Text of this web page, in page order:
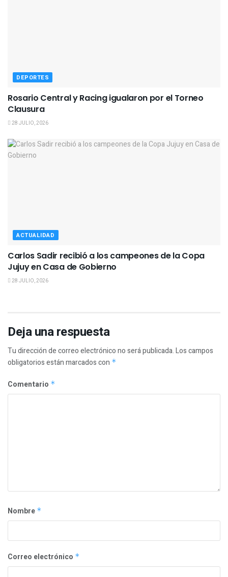
DEPORTES
Rosario Central y Racing igualaron por el Torneo
Clausura
28 JULIO, 2026
ACTUALIDAD
Carlos Sadir recibió a los campeones de la Copa
Jujuy en Casa de Gobierno
28 JULIO, 2026
Deja una respuesta
Tu dirección de correo electrónico no será publicada.Los campos
obligatorios están marcados con *
Comentario *
Nombre *
Correo electrónico *